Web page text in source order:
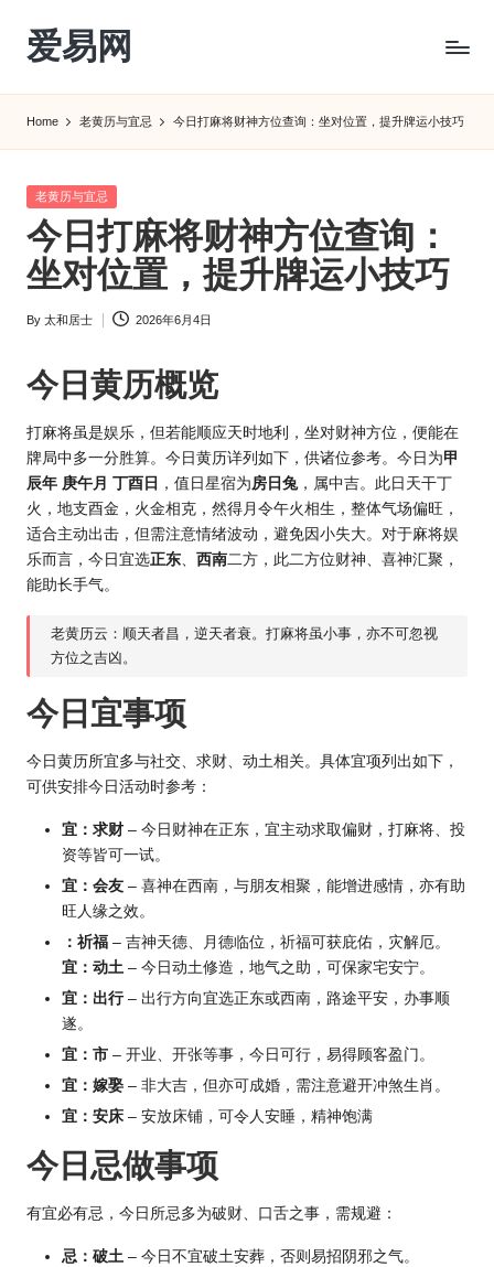
Skip
content
爱易网
转
农
历
阴
历
Home 老黄历与宜忌 今日打麻将财神方位查询：坐对位置，提升牌运小技巧
Posted
老黄历与宜忌
今日打麻将财神方位查询：
坐对位置，提升牌运小技巧
Posted
By 太和居士 2026年6月4日
今日 黄历概览
打麻将虽是娱乐，但若能顺应天时地利，坐对财神方位，便能在
牌局中多一分胜算。今日黄历详列如下，供诸位参考。今日为甲
辰年 庚午月 丁酉日 ，值日星宿为 房日兔，属中吉。此日天干丁
火，地支酉金，火金相克，然得月令午火相生，整体气场偏旺，
适合主动出击，但需注意情绪波动，避免因小失大。对于麻将娱
乐而言，今日宜选正东 西南二方，此二方位财神、喜神汇聚，
能助长手气。
老黄历云：顺天者昌，逆天者衰。打麻将虽小事，亦不可忽视
方位之吉凶。
今日宜事项
今日黄历所宜多与社交、求财、动土相关。具体宜项列出如下，
可供安排今日活动时参考：
宜：求财 – 今日财神在正东，宜主动求取偏财，打麻将、投
资等皆可一试。
宜：会友 – 喜神在西南，与朋友相聚，能增进感情，亦有助
旺人缘之效。
：祈福 – 吉神天德、月德临位，祈福可获庇佑，灾解厄。
宜：动土 – 今日动土修造，地气之助，可保家宅安宁。
宜：出行– 出行方向宜选正东或西南，路途平安，办事顺
遂。
宜：市 – 开业、开张等事，今日可行，易得顾客盈门。
宜：嫁娶 – 非大吉，但亦可成婚，需注意避开冲煞生肖 。
宜：安床 – 安放床铺，可令人安睡，精神饱满
今日忌做事项
有宜必有忌，今日所忌多为破财、口舌之事，需规避：
忌：破土 – 今日不宜破土安葬，否则易招阴邪之气。